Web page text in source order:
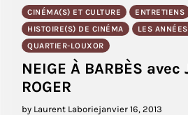
CINÉMA(S) ET CULTURE
ENTRETIENS
HISTOIRE(S) DE CINÉMA
LES
QUARTIER-LOUXOR
NEIGE À BARBÈS avec
ROGER
by Laurent Laboriejanvier 16, 2013